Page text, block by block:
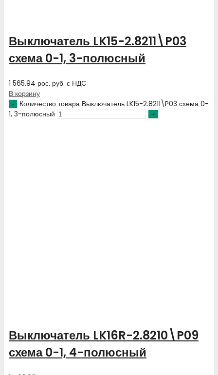
Выключатель LK15-2.8211\P03
схема 0-1, 3-полюсный
1 565.94 рос. руб. с НДС
В корзину
Количество товара Выключатель LK15-2.8211\P03 схема 0-
1, 3-полюсный
Выключатель LK16R-2.8210\P09
схема 0-1, 4-полюсный